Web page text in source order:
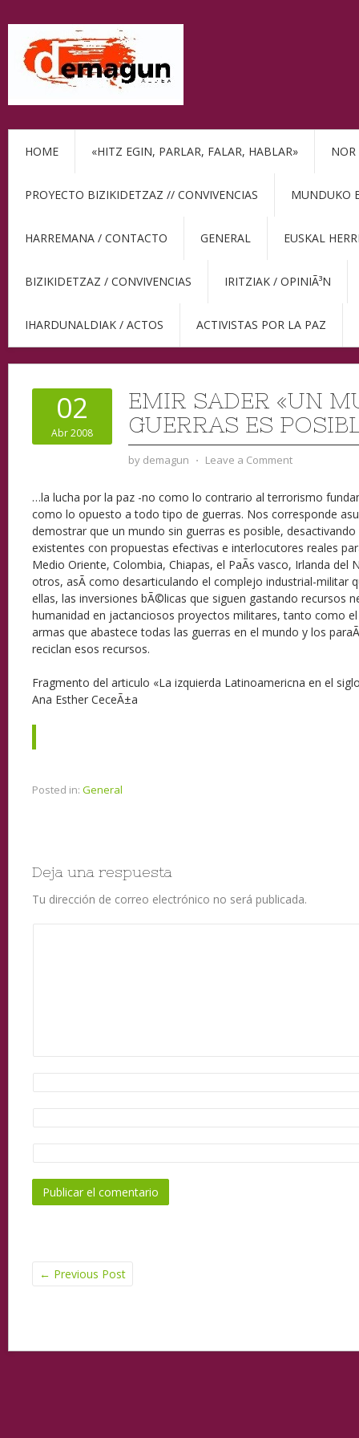
HOME «HITZ EGIN, PARLAR, FALAR, HABLAR» NOR
PROYECTO BIZIKIDETZAZ // CONVIVENCIAS MUNDUKO
HARREMANA / CONTACTO GENERAL EUSKAL
BIZIKIDETZAZ / CONVIVENCIAS IRITZIAK / OPINIÃ³N
IHARDUNALDIAK / ACTOS ACTIVISTAS POR LA PAZ
02
Abr 2008
EMIR SADER «UN
GUERRAS ES
by demagun ⋅ Leave a Comment
…la lucha por la paz -no como lo contrario al terrorismo
como lo opuesto a todo tipo de guerras. Nos corresponde
demostrar que un mundo sin guerras es posible,
existentes con propuestas efectivas e interlocutores reales
Medio Oriente, Colombia, Chiapas, el PaÃ­s vasco, Irlanda del
otros, asÃ­ como desarticulando el complejo industrial-militar
ellas, las inversiones bÃ©licas que siguen gastando recursos
humanidad en jactanciosos proyectos militares, tanto como
armas que abastece todas las guerras en el mundo y los
reciclan esos recursos.
Fragmento del articulo «La izquierda Latinoamericna en el
Ana Esther CeceÃ±a
Posted in: General
Deja una respuesta
Tu dirección de correo electrónico no será publicada.
← Previous Post